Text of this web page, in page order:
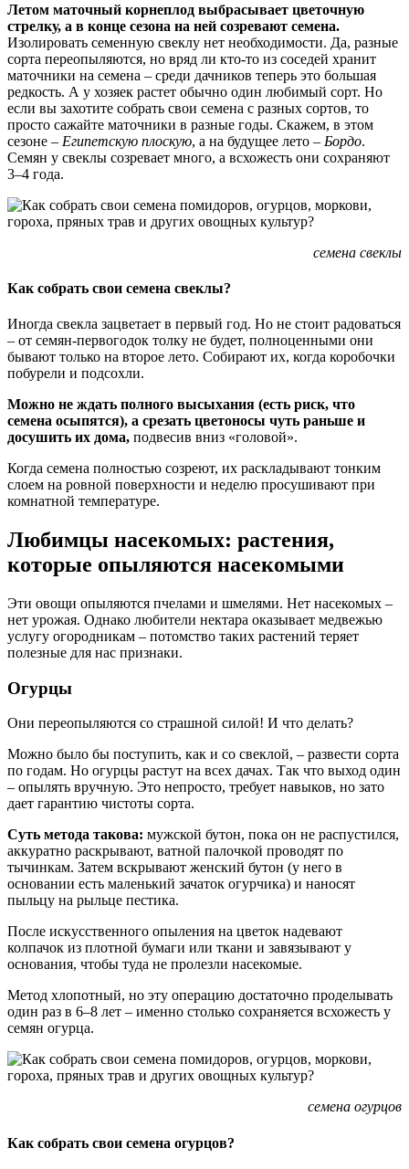
Летом маточный корнеплод выбрасывает цветочную
стрелку, а в конце сезона на ней созревают семена.
Изолировать семенную свеклу нет необходимости. Да, разные
сорта переопыляются, но вряд ли кто-то из соседей хранит
маточники на семена – среди дачников теперь это большая
редкость. А у хозяек растет обычно один любимый сорт. Но
если вы захотите собрать свои семена с разных сортов, то
просто сажайте маточники в разные годы. Скажем, в этом
сезоне – Египетскую плоскую, а на будущее лето – Бордо.
Семян у свеклы созревает много, а всхожесть они сохраняют
3–4 года.
семена свеклы
Как собрать свои семена свеклы?
Иногда свекла зацветает в первый год. Но не стоит радоваться
– от семян-первогодок толку не будет, полноценными они
бывают только на второе лето. Собирают их, когда коробочки
побурели и подсохли.
Можно не ждать полного высыхания (есть риск, что
семена осыпятся), а срезать цветоносы чуть раньше и
досушить их дома, подвесив вниз «головой».
Когда семена полностью созреют, их раскладывают тонким
слоем на ровной поверхности и неделю просушивают при
комнатной температуре.
Любимцы насекомых: растения,
которые опыляются насекомыми
Эти овощи опыляются пчелами и шмелями. Нет насекомых –
нет урожая. Однако любители нектара оказывает медвежью
услугу огородникам – потомство таких растений теряет
полезные для нас признаки.
Огурцы
Они переопыляются со страшной силой! И что делать?
Можно было бы поступить, как и со свеклой, – развести сорта
по годам. Но огурцы растут на всех дачах. Так что выход один
– опылять вручную. Это непросто, требует навыков, но зато
дает гарантию чистоты сорта.
Суть метода такова: мужской бутон, пока он не распустился,
аккуратно раскрывают, ватной палочкой проводят по
тычинкам. Затем вскрывают женский бутон (у него в
основании есть маленький зачаток огурчика) и наносят
пыльцу на рыльце пестика.
После искусственного опыления на цветок надевают
колпачок из плотной бумаги или ткани и завязывают у
основания, чтобы туда не пролезли насекомые.
Метод хлопотный, но эту операцию достаточно проделывать
один раз в 6–8 лет – именно столько сохраняется всхожесть у
семян огурца.
семена огурцов
Как собрать свои семена огурцов?